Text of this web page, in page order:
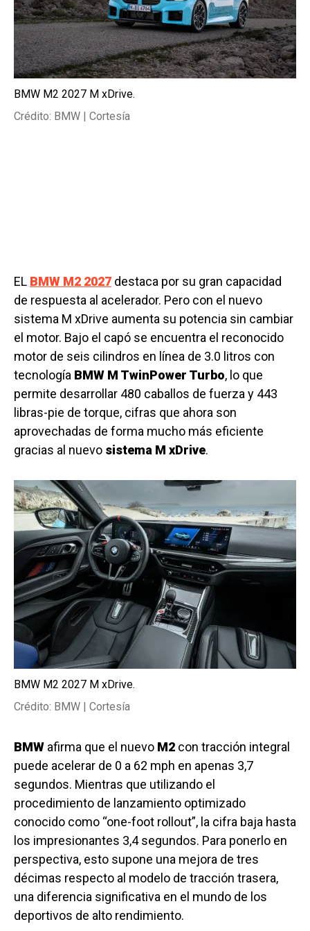
BMW M2 2027 M xDrive.
Crédito: BMW | Cortesía
EL BMW M2 2027 destaca por su gran capacidad
de respuesta al acelerador. Pero con el nuevo
sistema M xDrive aumenta su potencia sin cambiar
el motor. Bajo el capó se encuentra el reconocido
motor de seis cilindros en línea de 3.0 litros con
tecnología BMW M TwinPower Turbo, lo que
permite desarrollar 480 caballos de fuerza y 443
libras-pie de torque, cifras que ahora son
aprovechadas de forma mucho más eficiente
gracias al nuevo sistema M xDrive.
BMW M2 2027 M xDrive.
Crédito: BMW | Cortesía
BMW afirma que el nuevo M2 con tracción integral
puede acelerar de 0 a 62 mph en apenas 3,7
segundos. Mientras que utilizando el
procedimiento de lanzamiento optimizado
conocido como “one-foot rollout”, la cifra baja hasta
los impresionantes 3,4 segundos. Para ponerlo en
perspectiva, esto supone una mejora de tres
décimas respecto al modelo de tracción trasera,
una diferencia significativa en el mundo de los
deportivos de alto rendimiento.